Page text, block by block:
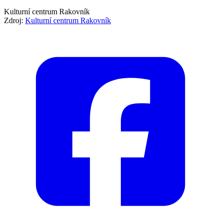
Kulturní centrum Rakovník
Zdroj: Kulturní centrum Rakovník